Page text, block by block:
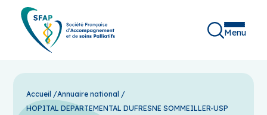
Menu
Accueil /Annuaire national /
HOPITAL DEPARTEMENTAL DUFRESNE SOMMEILLER-USP